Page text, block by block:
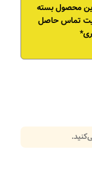
محصول بسته
تماس حاصل